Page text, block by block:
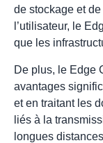
de stockage et
l’utilisateur, le
que les
De plus, le Edge
avantages
et en traitant les
liés à la
longues